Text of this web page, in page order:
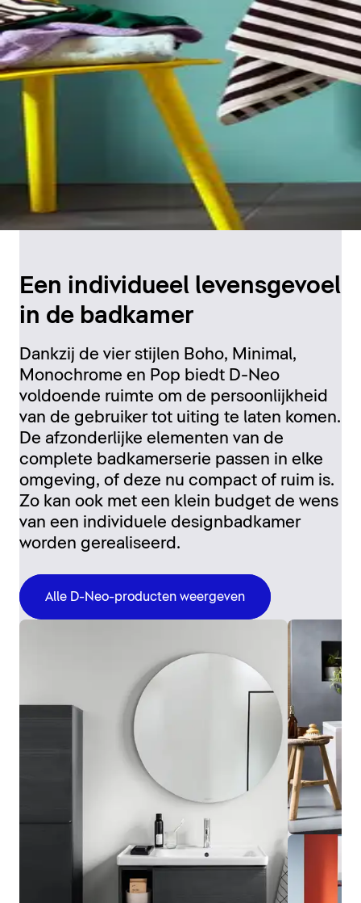
Een individueel levensgevoel
in de badkamer
Dankzij de vier stijlen Boho, Minimal,
Monochrome en Pop biedt D-Neo
voldoende ruimte om de persoonlijkheid
van de gebruiker tot uiting te laten komen.
De afzonderlijke elementen van de
complete badkamerserie passen in elke
omgeving, of deze nu compact of ruim is.
Zo kan ook met een klein budget de wens
van een individuele designbadkamer
worden gerealiseerd.
Alle D-Neo-producten weergeven